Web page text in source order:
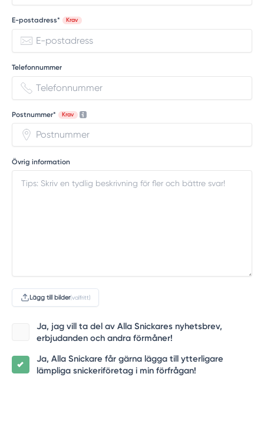
E-postadress* Krav
Telefonnummer
Postnummer* Krav
Övrig information
Lägg till bilder(valfritt)
Ja, jag vill ta del av Alla Snickares nyhetsbrev,
erbjudanden och andra förmåner!
Ja, Alla Snickare får gärna lägga till ytterligare
lämpliga snickeriföretag i min förfrågan!